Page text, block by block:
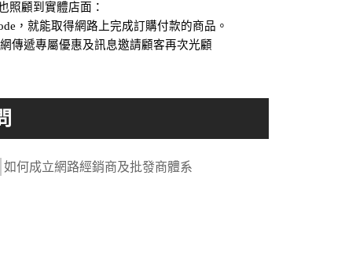
照顧到實體店面：
，就能取得網路上完成訂購付款的商品。
傳遞專屬優惠及訊息邀請顧客再次光顧
如何成立網路經銷商及批發商體系